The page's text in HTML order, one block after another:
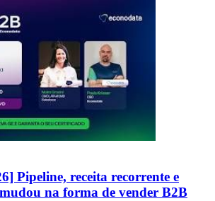
Pipeline, receita recorrente e
na forma de vender B2B